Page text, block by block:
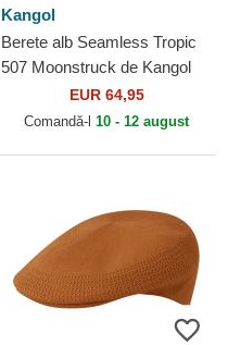
Kangol
Berete alb Seamless Tropic
507 Moonstruck de Kangol
EUR 64,95
Comandă-l 10 - 12 august